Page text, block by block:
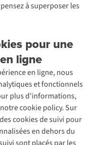
à superposer les
d’enfiler des
tout aussi essentielles
la différence.
au mieux de votre
téléphone ou votre
Avec unebatterie
aucune photo.
pour une
ligne
en ligne, nous
et fonctionnels
plus d'informations,
cookie policy. Sur
cookies de suivi pour
en dehors du